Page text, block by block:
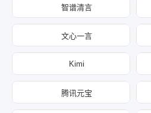
智谱清言
文心一言
Kimi
腾讯元宝